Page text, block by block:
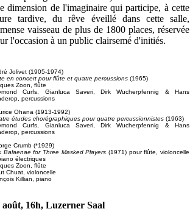
dimension de l'imaginaire qui participe, à cette
tardive, du rêve éveillé dans cette salle,
vaisseau de plus de 1800 places, réservée
l'occasion à un public clairsemé d'initiés.
Jolivet (1905-1974)
en concert pour flûte et quatre percussions (1965)
Zoon, flûte
Curfs, Gianluca Saveri, Dirk Wucherpfennig & Hans
percussions
Ohana (1913-1992)
études chorégraphiques pour quatre percussionnistes (1963)
Curfs, Gianluca Saveri, Dirk Wucherpfennig & Hans
percussions
Crumb (*1929)
Balaenae for Three Masked Players (1971) pour flûte, violoncelle
électriques
Zoon, flûte
Chuat, violoncelle
Killian, piano
août, 16h, Luzerner Saal